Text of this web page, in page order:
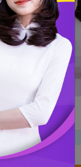
TOEIC Trẻ em